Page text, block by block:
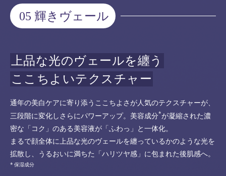
05 輝きヴェール
上品な光のヴェールを纏う
ここちよいテクスチャー
通年の美白ケアに寄り添うここちよさが人気のテクスチャーが、
三段階に変化しさらにパワーアップ。美容成分*が凝縮された濃
密な「コク」のある美容液が「ふわっ」と一体化。
まるで顔全体に上品な光のヴェールを纏っているかのような光を
拡散し、うるおいに満ちた「ハリツヤ感」に包まれた後肌感へ。
保湿成分